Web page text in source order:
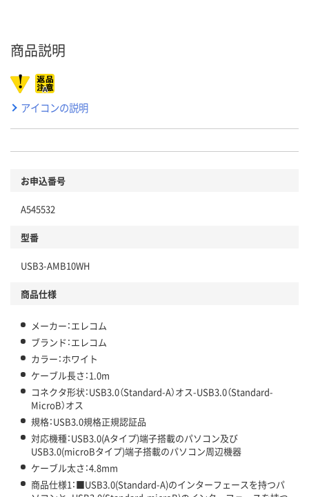
商品説明
アイコンの説明
お申込番号
A545532
型番
USB3-AMB10WH
商品仕様
メーカー：エレコム
ブランド：エレコム
カラー：ホワイト
ケーブル長さ：1.0m
コネクタ形状：USB3.0（Standard-A）オス-USB3.0（Standard-
MicroB）オス
規格：USB3.0規格正規認証品
対応機種：USB3.0(Aタイプ)端子搭載のパソコン及び
USB3.0(microBタイプ)端子搭載のパソコン周辺機器
ケーブル太さ：4.8mm
商品仕様1：■USB3.0(Standard-A)のインターフェースを持つパ